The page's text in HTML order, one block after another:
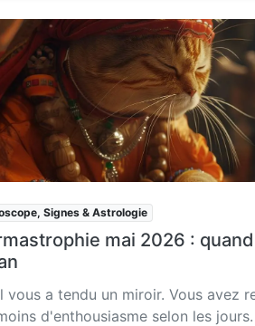
Signes & Astrologie
mai 2026 :
vous a tendu un miroir. Vous avez
d'enthousiasme selon les